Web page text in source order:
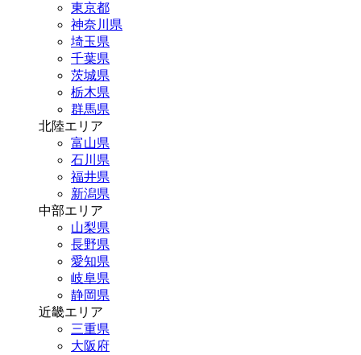
東京都
神奈川県
埼玉県
千葉県
茨城県
栃木県
群馬県
北陸エリア
富山県
石川県
福井県
新潟県
中部エリア
山梨県
長野県
愛知県
岐阜県
静岡県
近畿エリア
三重県
大阪府